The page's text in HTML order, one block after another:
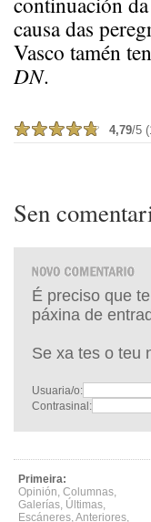
causa das
Vasco tamén
DN.
4,79/5
Sen
É preciso que
páxina de
Se xa tes o teu
Usuaria/o:
Contrasinal:
Primeira:
Opinión, Columnas,
Galerías, Últimas,
Escáneres,Anteriores,